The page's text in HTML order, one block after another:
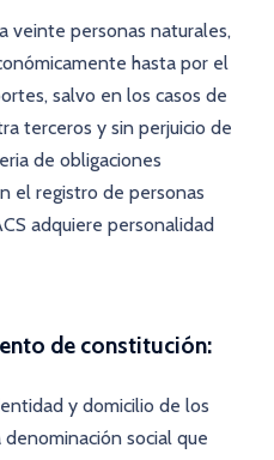
veinte personas naturales,
hasta por el
salvo en los casos de
terceros y sin perjuicio de
de obligaciones
el registro de personas
adquiere personalidad
de constitución:
y domicilio de los
social que